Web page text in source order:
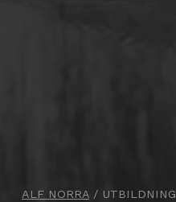
ALF NORRA/ UTBILDNING